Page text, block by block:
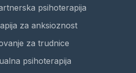
psihoterapija
za anksioznost
za trudnice
psihoterapija